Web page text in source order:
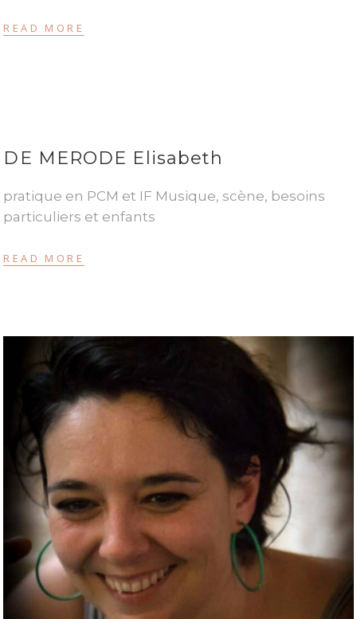
READ MORE
DE MERODE Elisabeth
pratique en PCM et IF Musique, scène, besoins
particuliers et enfants
READ MORE